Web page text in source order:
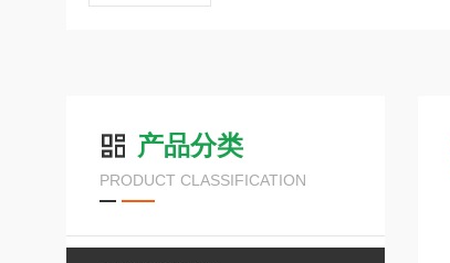
产品分类
PRODUCT CLASSIFICATION